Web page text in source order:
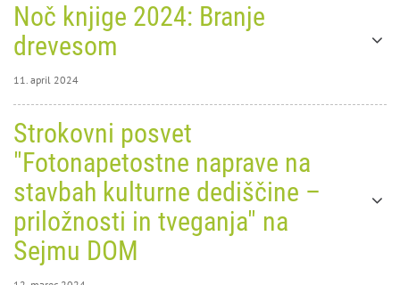
Oblikovanje stavb in urejanje
naselij v občini Cerknica -
strokovni posvet
Noč knjige 2024: Branje
drevesom
11. april 2024
Noč
knjige
Strokovni posvet
"Fotonapetostne naprave na
stavbah kulturne dediščine –
priložnosti in tveganja" na
Sejmu DOM